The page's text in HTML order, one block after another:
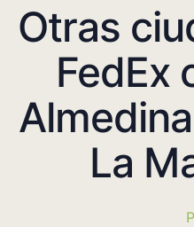
Otras
FedEx
La